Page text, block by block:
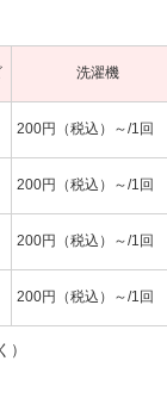
洗濯機
200円（税込）～/1回
200円（税込）～/1回
200円（税込）～/1回
200円（税込）～/1回